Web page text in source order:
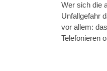
Wer sich die
Unfallgefahr
vor allem:
Telefonieren